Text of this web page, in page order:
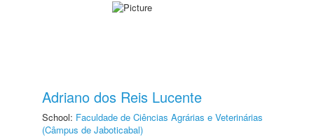
Adriano dos Reis Lucente
School: Faculdade de Ciências Agrárias e Veterinárias
(Câmpus de Jaboticabal)